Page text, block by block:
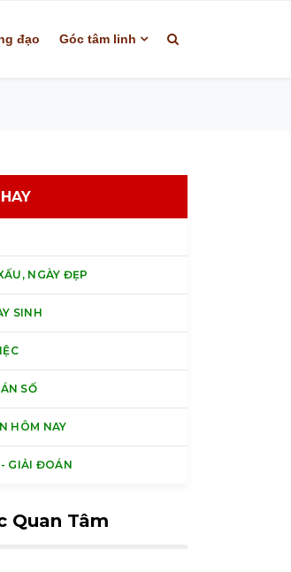
đạo Góc tâm linh
NGÀY ĐẸP
SINH
SỐ
HÔM NAY
- GIẢI ĐOÁN
Quan Tâm